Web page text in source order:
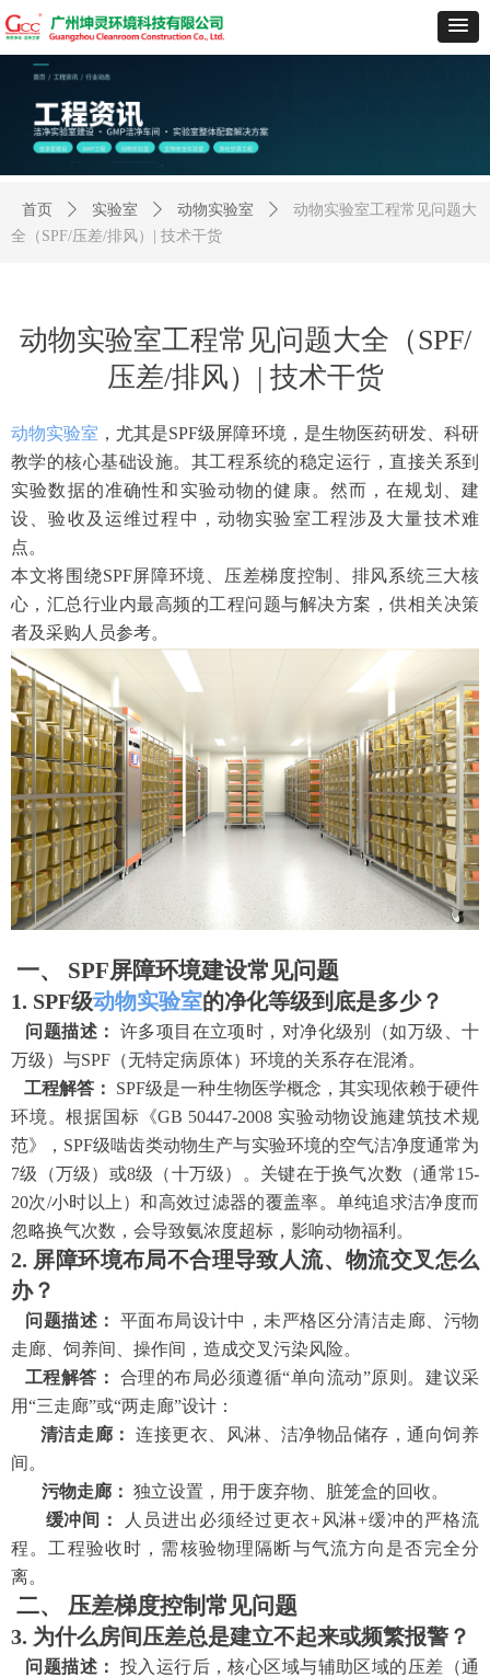
动物实验室工程常见问题大全（SPF/
压差/排风）| 技术干货
动物实验室 ，尤其是SPF级屏障环境，是生物医药研发、科研
教学的核心基础设施。其工程系统的稳定运行，直接关系到
实验数据的准确性和实验动物的健康。然而，在规划、建
设、验收及运维过程中，动物实验室工程涉及大量技术难
点。
本文将围绕SPF屏障环境、压差梯度控制、排风系统三大核
心，汇总行业内最高频的工程问题与解决方案，供相关决策
者及采购人员参考。
一、 SPF屏障环境建设常见问题
1. SPF级动物实验室的净化等级到底是多少？
问题描述：
许多项目在立项时，对净化级别（如万级、十
万级）与SPF（无特定病原体）环境的关系存在混淆。
工程解答：
SPF级是一种生物医学概念，其实现依赖于硬件
环境。根据国标《GB 50447-2008 实验动物设施建筑技术规
范》，SPF级啮齿类动物生产与实验环境的空气洁净度通常为
7级（万级）或8级（十万级）。关键在于换气次数（通常15-
20次/小时以上）和高效过滤器的覆盖率。单纯追求洁净度而
忽略换气次数，会导致氨浓度超标，影响动物福利。
2. 屏障环境布局不合理导致人流、物流交叉怎么
办？
问题描述：
平面布局设计中，未严格区分清洁走廊、污物
走廊、饲养间、操作间，造成交叉污染风险。
工程解答：
合理的布局必须遵循“单向流动”原则。建议采
用“三走廊”或“两走廊”设计：
清洁走廊：
连接更衣、风淋、洁净物品储存，通向饲养
间。
污物走廊： 独立设置，用于废弃物、脏笼盒的回收。
缓冲间：
人员进出必须经过更衣+风淋+缓冲的严格流
程。工程验收时，需核验物理隔断与气流方向是否完全分
离。
二、 压差梯度控制常见问题
3. 为什么房间压差总是建立不起来或频繁报警？
问题描述：
投入运行后，核心区域与辅助区域的压差（通
首页 ꄲ 实验室 ꄲ 动物实验室 ꄲ
动物实验室工程常见问题大
全（SPF/压差/排风）| 技术干货